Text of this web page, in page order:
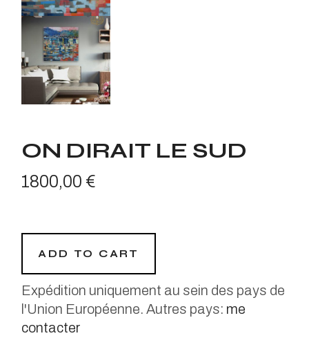
ON DIRAIT LE SUD
1800,00 €
ADD TO CART
Expédition uniquement au sein des pays de
l'Union Européenne. Autres pays: me
contacter